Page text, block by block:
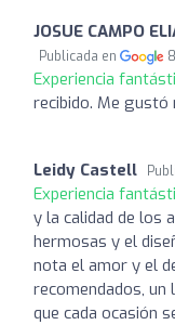
JOSUE CAMPO
Publicada en
Experiencia
recibido. Me
Leidy Castell
Experiencia
y la calidad de los
hermosas y el
nota el amor y el
recomendados, un
que cada ocasión